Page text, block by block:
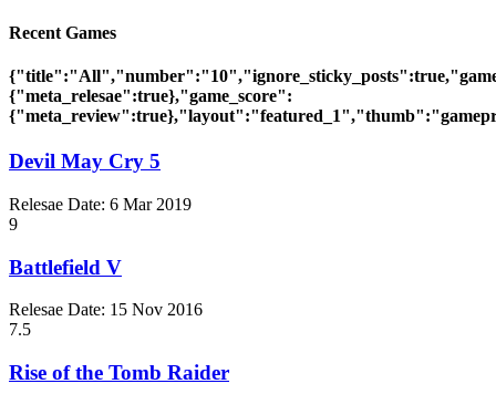
Recent Games
{"meta_relesae":true},"game_score":
Devil May Cry 5
Relesae Date: 6 Mar 2019
9
Battlefield V
Relesae Date: 15 Nov 2016
7.5
Rise of the Tomb Raider